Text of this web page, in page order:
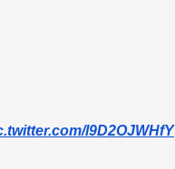
l9D2OJWHfY